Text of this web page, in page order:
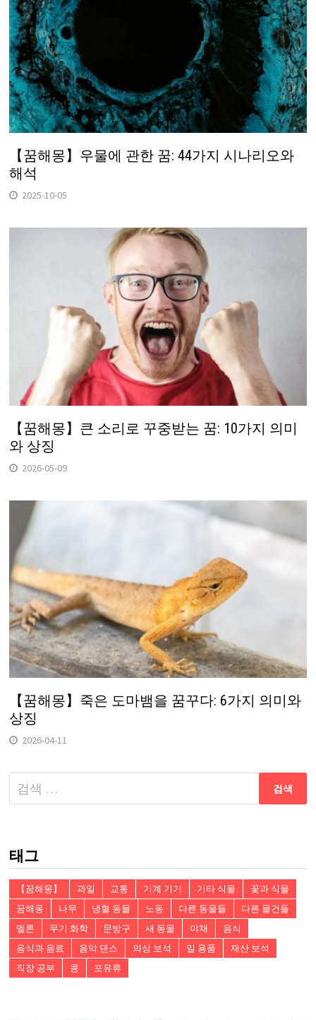
【꿈해몽】우물에 관한 꿈: 44가지 시나리오와
해석
2025-10-05
【꿈해몽】큰 소리로 꾸중받는 꿈: 10가지 의미
와 상징
2026-05-09
【꿈해몽】죽은 도마뱀을 꿈꾸다: 6가지 의미와
상징
2026-04-11
다
음
태그
【꿈해몽】 과일 교통 기계 기기 기타 식물
꽃과 식물
꿈해몽
나무 냉혈 동물 노동 다른 동물들
다른 물건들
멜론
무기 화학 문방구 새 동물 야채
음식
음식과 음료
음악 댄스 의상 보석 일 용품
재산 보석
직장 공부
콩 포유류